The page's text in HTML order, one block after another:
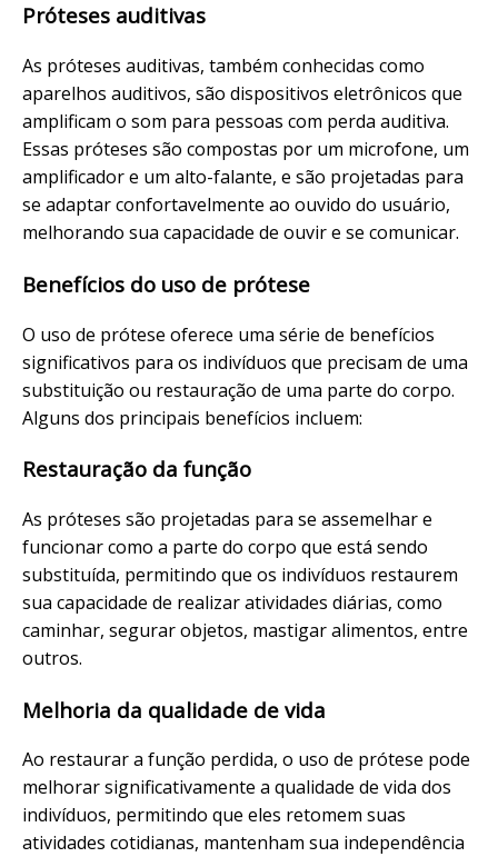
Próteses auditivas
As próteses auditivas, também conhecidas como
aparelhos auditivos, são dispositivos eletrônicos que
amplificam o som para pessoas com perda auditiva.
Essas próteses são compostas por um microfone, um
amplificador e um alto-falante, e são projetadas para
se adaptar confortavelmente ao ouvido do usuário,
melhorando sua capacidade de ouvir e se comunicar.
Benefícios do uso de prótese
O uso de prótese oferece uma série de benefícios
significativos para os indivíduos que precisam de uma
substituição ou restauração de uma parte do corpo.
Alguns dos principais benefícios incluem:
Restauração da função
As próteses são projetadas para se assemelhar e
funcionar como a parte do corpo que está sendo
substituída, permitindo que os indivíduos restaurem
sua capacidade de realizar atividades diárias, como
caminhar, segurar objetos, mastigar alimentos, entre
outros.
Melhoria da qualidade de vida
Ao restaurar a função perdida, o uso de prótese pode
melhorar significativamente a qualidade de vida dos
indivíduos, permitindo que eles retomem suas
atividades cotidianas, mantenham sua independência